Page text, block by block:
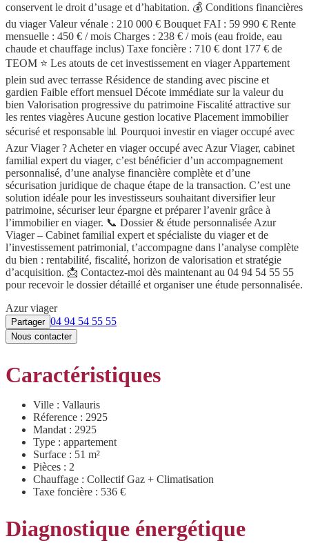
conservent le droit d’usage et d’habitation. 💰 Conditions financières
du viager Valeur vénale : 210 000 € Bouquet FAI : 59 990 € Rente
mensuelle : 450 € / mois Charges : 238 € / mois (eau froide, eau
chaude et chauffage inclus) Taxe foncière : 710 € dont 177 € de
TEOM ⭐ Les atouts de cet investissement en viager Appartement
plein sud avec terrasse Résidence de standing avec piscine et
gardien Faible effort mensuel Décote immédiate sur la valeur du
bien Valorisation progressive du patrimoine Fiscalité attractive sur
les rentes viagères Aucune gestion locative Placement immobilier
sécurisé et responsable 📊 Pourquoi investir en viager occupé avec
Azur Viager ? Acheter en viager occupé avec Azur Viager, cabinet
familial expert du viager, c’est bénéficier d’un accompagnement
personnalisé, d’une analyse financière complète et d’une
sécurisation juridique de chaque étape de la transaction. C’est une
solution idéale pour les investisseurs souhaitant diversifier leur
patrimoine, sécuriser leur épargne et préparer l’avenir grâce à
l’immobilier en viager. 📞 Dossier & étude personnalisée Azur
Viager – Cabinet familial expert et spécialiste du viager et de
l’investissement patrimonial, t’accompagne dans l’analyse complète
du bien : rentabilité, fiscalité, horizon de valorisation et stratégie
d’acquisition. 📩 Contactez-moi dès maintenant au 04 94 54 55 55
pour recevoir le dossier détaillé et organiser une étude personnalisée.
Azur viager
Partager 04 94 54 55 55
Nous contacter
Caractéristiques
Ville : Vallauris
Réference : 2925
Mandat : 2925
Type : appartement
Surface : 51 m²
Pièces : 2
Chauffage : Collectif Gaz + Climatisation
Taxe foncière : 536 €
Diagnostique énergétique